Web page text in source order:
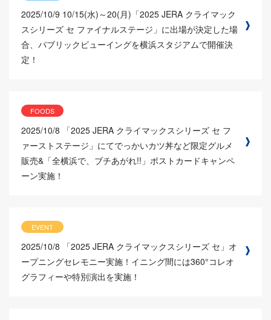
2025/10/9 10/15(水)～20(月)「2025 JERA クライマック
スシリーズ セ ファイナルステージ」に出場が決定した場
合、パブリックビューイングを横浜スタジアムで開催決
定！
FOODS
2025/10/8
「2025 JERA クライマックスシリーズ セ フ
ァーストステージ」にてでっかいカツ丼など限定グルメ
販売&「全横浜で、ブチあがれ!!」ポストカードキャンペ
ーン実施！
EVENT
2025/10/8
「2025 JERA クライマックスシリーズ セ」オ
ープニングセレモニー実施！イニング間には360°コレオ
グラフィーや特別演出を実施！